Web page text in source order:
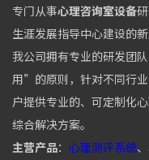
专门从事心理咨询室设备
生涯发展指导中心建设的新
我公司拥有专业的研发团
用”的原则，针对不同行
户提供专业的、可定制化
综合解决方案。
主营产品： 心理测评系统